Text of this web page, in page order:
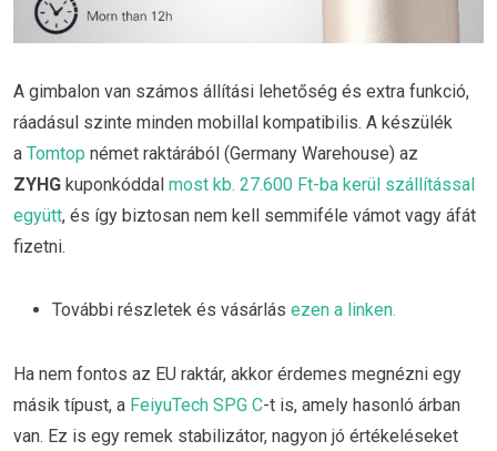
A gimbalon van számos állítási lehetőség és extra funkció,
ráadásul szinte minden mobillal kompatibilis. A készülék
a Tomtop német raktárából (Germany Warehouse) az
ZYHG kuponkóddal most kb. 27.600 Ft-ba kerül szállítással
együtt, és így biztosan nem kell semmiféle vámot vagy áfát
fizetni.
További részletek és vásárlás ezen a linken.
Ha nem fontos az EU raktár, akkor érdemes megnézni egy
másik típust, a FeiyuTech SPG C-t is, amely hasonló árban
van. Ez is egy remek stabilizátor, nagyon jó értékeléseket